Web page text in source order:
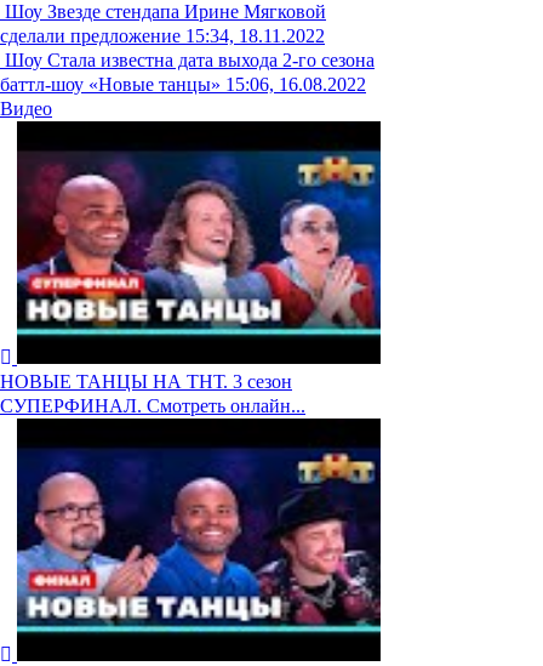
Шоу Звезде стендапа Ирине Мягковой
сделали предложение 15:34, 18.11.2022
Шоу Стала известна дата выхода 2-го сезона
баттл-шоу «Новые танцы» 15:06, 16.08.2022
Видео
НОВЫЕ ТАНЦЫ НА ТНТ. 3 сезон
СУПЕРФИНАЛ. Смотреть онлайн...